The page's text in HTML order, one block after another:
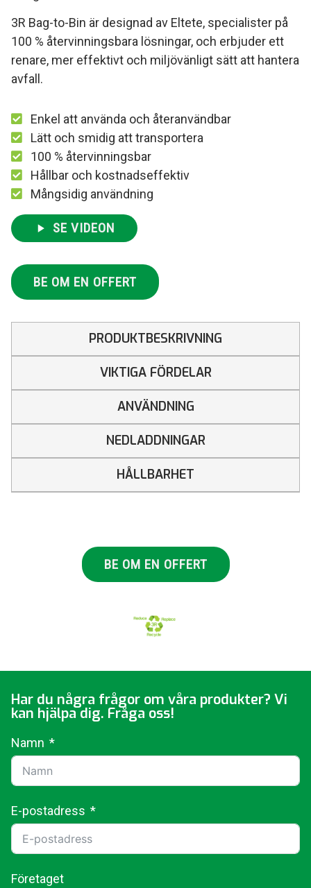
3R Bag-to-Bin är designad av Eltete, specialister på
100 % återvinningsbara lösningar, och erbjuder ett
renare, mer effektivt och miljövänligt sätt att hantera
avfall.
Enkel att använda och återanvändbar
Lätt och smidig att transportera
100 % återvinningsbar
Hållbar och kostnadseffektiv
Mångsidig användning
SE VIDEON
BE OM EN OFFERT
PRODUKTBESKRIVNING
VIKTIGA FÖRDELAR
ANVÄNDNING
NEDLADDNINGAR
HÅLLBARHET
BE OM EN OFFERT
Har du några frågor om våra produkter? Vi
kan hjälpa dig. Fråga oss!
Namn
E-postadress
Företaget